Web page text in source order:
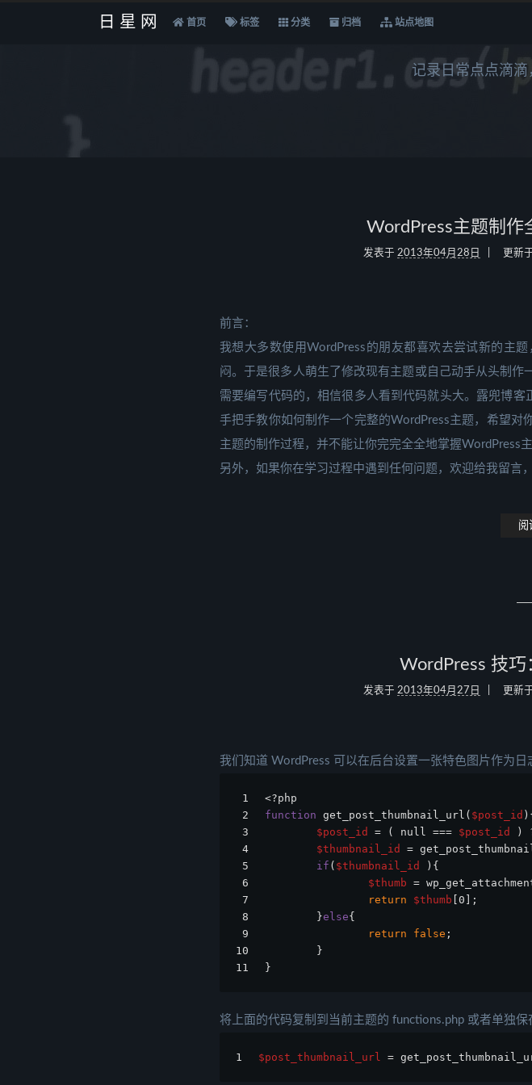
日星网 首页 标签 分类 归档 站点地图
记录日常点点滴滴
WordPress主题制作
发表于 2013年04月28日 更新
前言：
我想大多数使用WordPress的朋友都喜欢去尝试新的主
闷。于是很多人萌生了修改现有主题或自己动手从头制
需要编写代码的，相信很多人看到代码就头大。露兜博
手把手教你如何制作一个完整的WordPress主题，希望
主题的制作过程，并不能让你完完全全地掌握WordPress主
另外，如果你在学习过程中遇到任何问题，欢迎给我留言
阅
WordPress 技
发表于 2013年04月27日 更新
我们知道 WordPress 可以在后台设置一张特色图片作为
1
2
3
4
5
6
7
8
9
10
11
<?php
function get_post_thumbnail_url( $post_id
$post_id
= ( null === $post_id )
$thumbnail_id
=
if ( $thumbnail_id
){
$thumb =
return
$thumb [0];
        }
else{
return
false ;
        }
}
将上面的代码复制到当前主题的 functions.php 或者单独
1 $post_thumbnail_url =